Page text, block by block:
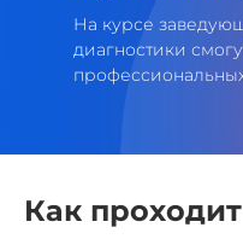
На курсе
диагностики
Как